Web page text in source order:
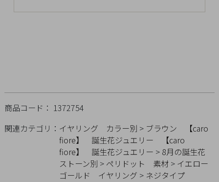
商品コード： 1372754
関連カテゴリ： イヤリング カラー別 > ブラウン
【caro
fiore】 誕生花ジュエリー
【caro
fiore】 誕生花ジュエリー > 8月の誕生花
ストーン別 > ペリドット 素材 > イエロー
ゴールド
イヤリング > ネジタイプ
概
要
ラ